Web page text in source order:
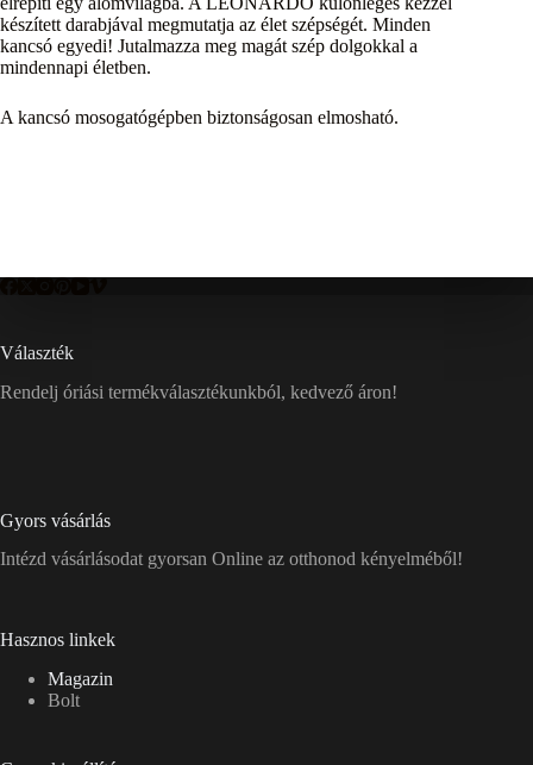
készített darabjával megmutatja az élet szépségét. Minden
kancsó egyedi! Jutalmazza meg magát szép dolgokkal a
mindennapi életben.
A kancsó mosogatógépben biztonságosan elmosható.
Választék
Rendelj óriási termékválasztékunkból, kedvező áron!
Gyors vásárlás
Intézd vásárlásodat gyorsan Online az otthonod kényelméből!
Hasznos linkek
Magazin
Bolt